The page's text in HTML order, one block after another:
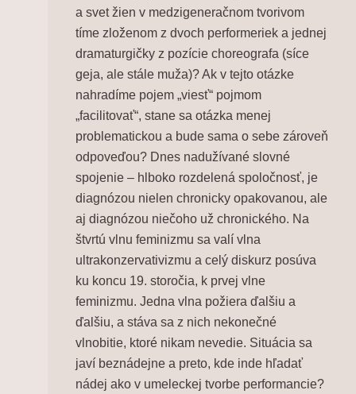
a svet žien v medzigeneračnom tvorivom
tíme zloženom z dvoch performeriek a jednej
dramaturgičky z pozície choreografa (síce
geja, ale stále muža)? Ak v tejto otázke
nahradíme pojem „viesť“ pojmom
„facilitovať“, stane sa otázka menej
problematickou a bude sama o sebe zároveň
odpoveďou? Dnes nadužívané slovné
spojenie – hlboko rozdelená spoločnosť, je
diagnózou nielen chronicky opakovanou, ale
aj diagnózou niečoho už chronického. Na
štvrtú vlnu feminizmu sa valí vlna
ultrakonzervativizmu a celý diskurz posúva
ku koncu 19. storočia, k prvej vlne
feminizmu. Jedna vlna požiera ďalšiu a
ďalšiu, a stáva sa z nich nekonečné
vlnobitie, ktoré nikam nevedie. Situácia sa
javí beznádejne a preto, kde inde hľadať
nádej ako v umeleckej tvorbe performancie?